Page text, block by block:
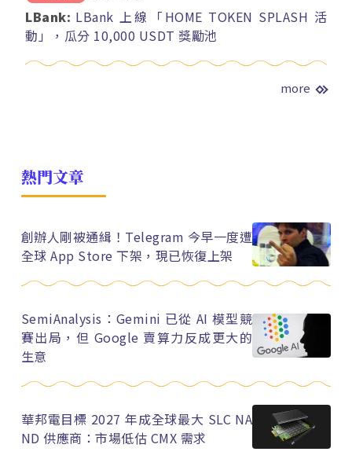
LBank: LBank 上線「HOME TOKEN SPLASH 活
動」，瓜分 10,000 USDT 獎勵池
more
熱門文章
創辦人剛被通緝！Telegram 今早一度遭
全球 App Store 下架，現已恢復上架
SemiAnalysis：Gemini 已從 AI 模型競
賽出局，但 Google 賣算力反成更大的
生意
華邦電目標 2027 年成全球最大 SLC NA
ND 供應商：市場低估 CMX 需求